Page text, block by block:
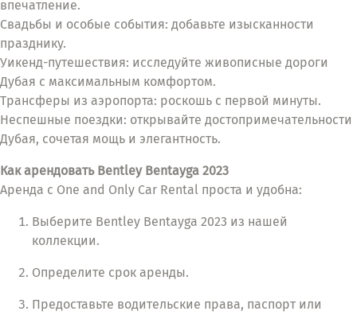
впечатление.
Свадьбы и особые события: добавьте изысканности
празднику.
Уикенд-путешествия: исследуйте живописные дороги
Дубая с максимальным комфортом.
Трансферы из аэропорта: роскошь с первой минуты.
Неспешные поездки: открывайте достопримечательности
Дубая, сочетая мощь и элегантность.
Как арендовать Bentley Bentayga 2023
Аренда с One and Only Car Rental проста и удобна:
Выберите Bentley Bentayga 2023 из нашей
коллекции.
Определите срок аренды.
Предоставьте водительские права, паспорт или